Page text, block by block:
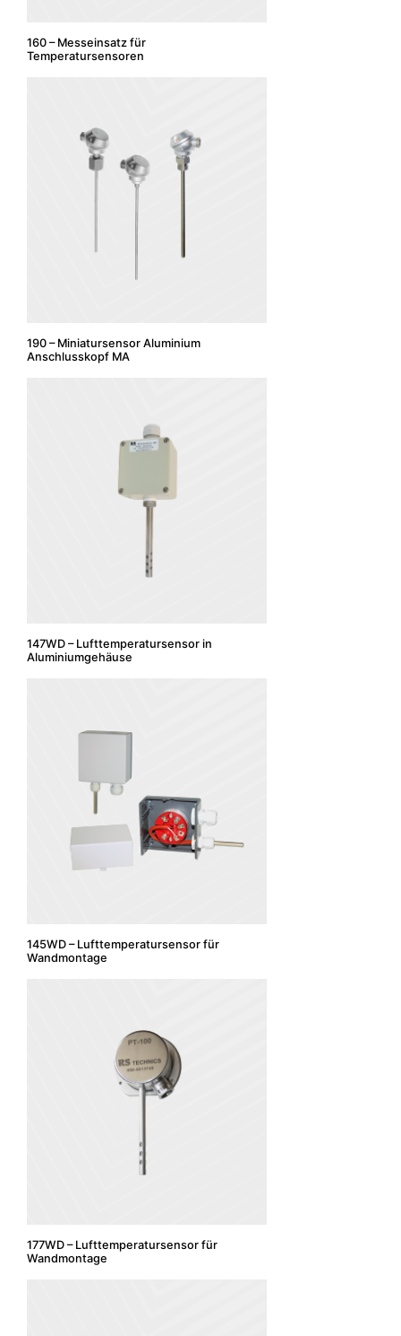
160 – Messeinsatz für
Temperatursensoren
190 – Miniatursensor Aluminium
Anschlusskopf MA
147WD – Lufttemperatursensor in
Aluminiumgehäuse
145WD – Lufttemperatursensor für
Wandmontage
177WD – Lufttemperatursensor für
Wandmontage